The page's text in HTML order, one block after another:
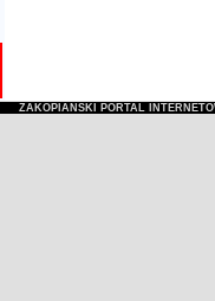
ZAKOPIAŃSKI PORTAL